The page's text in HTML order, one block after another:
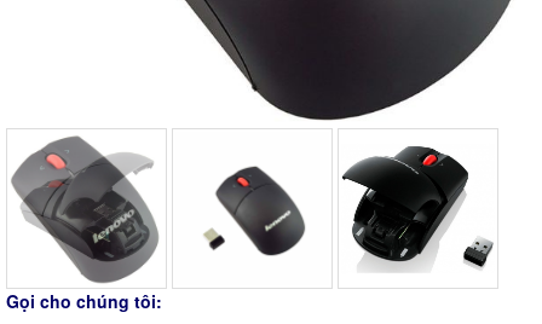
Gọi cho chúng tôi: